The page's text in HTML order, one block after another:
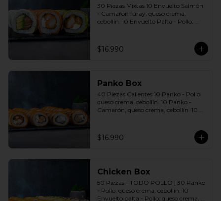
30 Piezas Mixtas 10 Envuelto Salmón
- Camarón furay, queso crema,
cebollín. 10 Envuelto Palta - Pollo,
Incluye: 3 Salsas a elección soya o
agridulce Bless + 2 palitos
$16.990
Panko Box
40 Piezas Calientes 10 Panko - Pollo,
queso crema, cebollín. 10 Panko -
Camarón, queso crema, cebollín. 10
queso crema, cebollín. Incluye: 4 Salsas
a elección soya o agridulce Bless + 2
$16.990
Chicken Box
50 Piezas - TODO POLLO | 30 Panko
- Pollo, queso crema, cebollín. 10
Envuelto palta - Pollo, queso crema,